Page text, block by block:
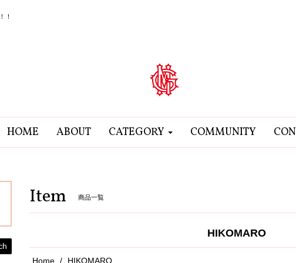
！
HOME ABOUT CATEGORY COMMUNITY
Item 商品一覧
HIKOMARO
Home HIKOMARO